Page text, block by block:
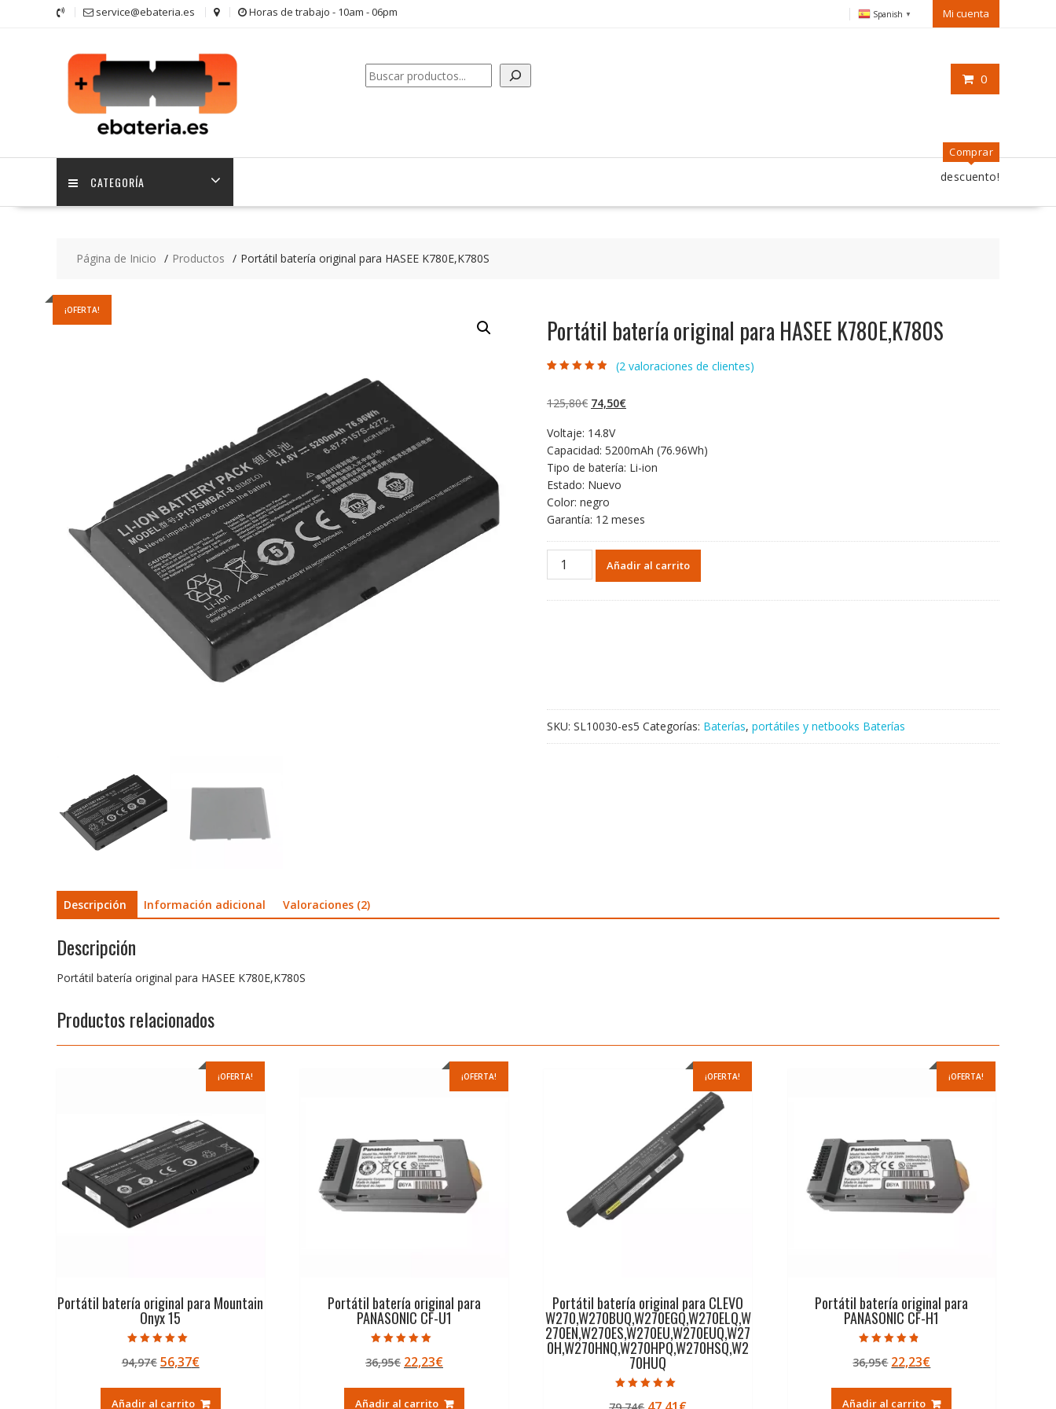
service@ebateria.es Horas de trabajo - 10am - 06pm Spanish ▼ Mi cuenta
0
Buscar
CATEGORÍA
Comprar
descuento!
Página de Inicio Productos Portátil batería original para HASEE K780E,K780S
¡OFERTA!
Portátil batería original para HASEE K780E,K780S
base a
valoraciones
(2 valoraciones de clientes)
125,80€ El
original
era:
125,80€.
74,50€El
es:
74,50€.
Voltaje: 14.8V
Capacidad: 5200mAh (76.96Wh)
Tipo de batería: Li-ion
Estado: Nuevo
Color: negro
Garantía: 12 meses
Portátil
Añadir al carrito
SKU: SL10030-es5 Categorías: Baterías, portátiles y netbooks Baterías
Descripción Información adicional Valoraciones (2)
Descripción
Portátil batería original para HASEE K780E,K780S
Productos relacionados
¡OFERTA!
Portátil batería original para Mountain
Onyx 15
5.00
de 5
94,97€ El
original
56,37€El
actual
Añadir al carrito
¡OFERTA!
Portátil batería original para
PANASONIC CF-U1
5.00
de 5
36,95€ El
original
22,23€El
actual
Añadir al carrito
¡OFERTA!
Portátil batería original para CLEVO
W270,W270BUQ,W270EGQ,W270ELQ,W
270EN,W270ES,W270EU,W270EUQ,W27
0H,W270HNQ,W270HPQ,W270HSQ,W2
70HUQ
5.00
¡OFERTA!
Portátil batería original para
PANASONIC CF-H1
4.50
de 5
36,95€ El
original
22,23€El
actual
Añadir al carrito